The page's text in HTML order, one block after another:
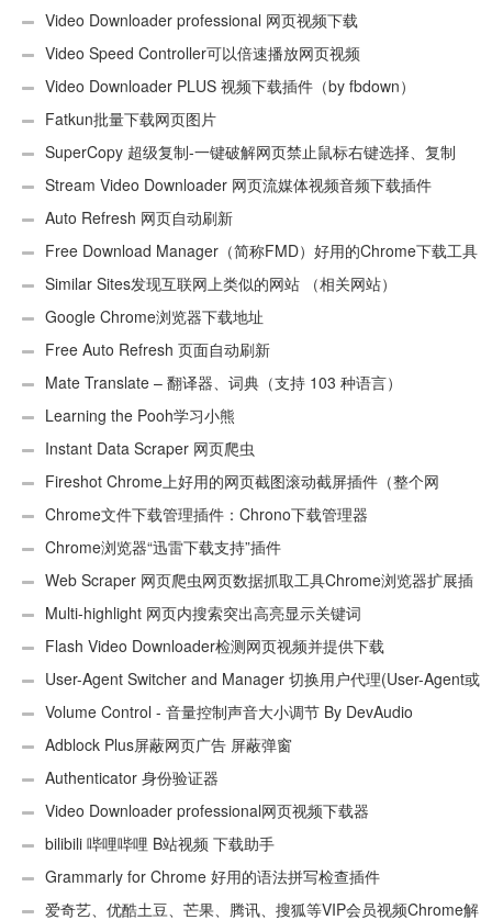
用Android）
Video Downloader professional 网页视频下载
Video Speed Controller可以倍速播放网页视频
Video Downloader PLUS 视频下载插件（by fbdown）
Fatkun批量下载网页图片
SuperCopy 超级复制-一键破解网页禁止鼠标右键选择、复制
Stream Video Downloader 网页流媒体视频音频下载插件
Auto Refresh 网页自动刷新
Free Download Manager（简称FMD）好用的Chrome下载工具
插件Similar Sites发现互联网上类似的网站 （相关网站）
Google Chrome浏览器下载地址
Free Auto Refresh 页面自动刷新
Mate Translate – 翻译器、词典（支持 103 种语言）
Learning the Pooh学习小熊
Instant Data Scraper 网页爬虫
Fireshot Chrome上好用的网页截图滚动截屏插件（整个网
页）Chrome文件下载管理插件：Chrono下载管理器
Chrome浏览器“迅雷下载支持”插件
Web Scraper 网页爬虫网页数据抓取工具Chrome浏览器扩展插
件 Multi-highlight 网页内搜索突出高亮显示关键词
Flash Video Downloader检测网页视频并提供下载
User-Agent Switcher and Manager 切换用户代理(User-Agent或
UA)Volume Control - 音量控制声音大小调节 By DevAudio
Adblock Plus屏蔽网页广告 屏蔽弹窗
Authenticator 身份验证器
Video Downloader professional网页视频下载器
bilibili 哔哩哔哩 B站视频 下载助手
Grammarly for Chrome 好用的语法拼写检查插件
爱奇艺、优酷土豆、芒果、腾讯、搜狐等VIP会员视频Chrome解